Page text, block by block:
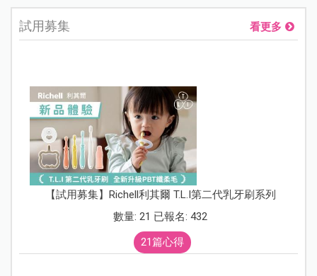
試用募集 看更多
【試用募集】Richell利其爾 T.L.I第二代乳牙刷系列
數量: 21 已報名: 432
21篇心得